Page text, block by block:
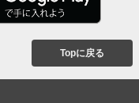
Topに戻る